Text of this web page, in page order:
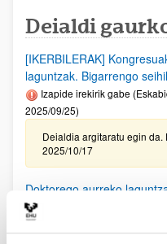
Deialdi
[IKERBILERAK]
laguntzak. Bigarrengo
Izapide irekirik gabe
2025/09/25)
Deialdia argitaratu egin
2025/10/17
Doktorego aurreko
2025/10/09 15:00)